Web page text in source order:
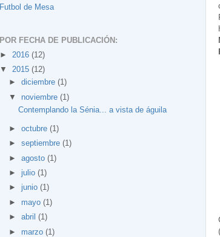
Futbol de Mesa
POR FECHA DE PUBLICACIÓN:
► 2016 (12)
▼ 2015 (12)
►diciembre(1)
▼ noviembre(1)
Contemplando la Sénia... a vista de águila
►octubre(1)
►septiembre(1)
►agosto(1)
►julio(1)
►junio(1)
► mayo(1)
►abril(1)
► marzo(1)